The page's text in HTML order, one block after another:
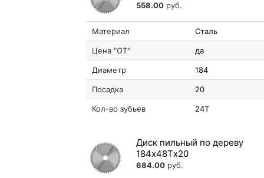
558.00 руб.
Материал Сталь
Цена "ОТ" да
Диаметр 184
Посадка 20
Кол-во зубьев 24T
Диск пильный по дереву
184х48Tх20
684.00 руб.